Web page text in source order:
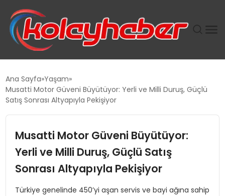
SUWEN’IN İSTIHDAM MODELI EKONOMIDE KADIN
TANYER YAPI ZEMIN MÜHENDISLIĞINDE HEDEF
BÜYÜTTÜ
TOROSLAR’DA PAZAR GERGİNLİĞİ!
Ana Sayfa Yaşam
Musatti Motor Güveni Büyütüyor: Yerli ve Milli Duruş, Güçlü
Satış Sonrası Altyapıyla Pekişiyor
Musatti Motor Güveni Büyütüyor:
Yerli ve Milli Duruş, Güçlü Satış
Sonrası Altyapıyla Pekişiyor
Türkiye genelinde 450’yi aşan servis ve bayi ağına sahip